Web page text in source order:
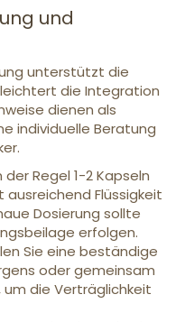
und
unterstützt die
die Integration
dienen als
individuelle Beratung
Regel 1-2 Kapseln
Flüssigkeit
Dosierung sollte
erfolgen.
Sie eine beständige
oder gemeinsam
die Verträglichkeit